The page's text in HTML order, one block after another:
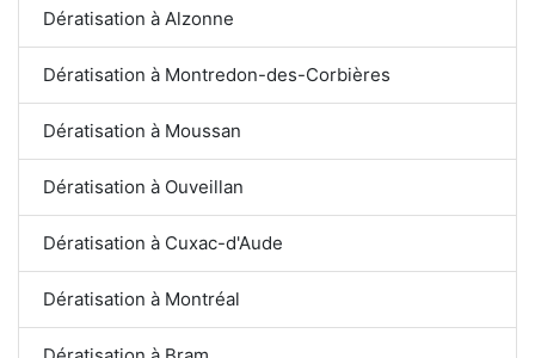
Dératisation à Alzonne
Dératisation à Montredon-des-Corbières
Dératisation à Moussan
Dératisation à Ouveillan
Dératisation à Cuxac-d'Aude
Dératisation à Montréal